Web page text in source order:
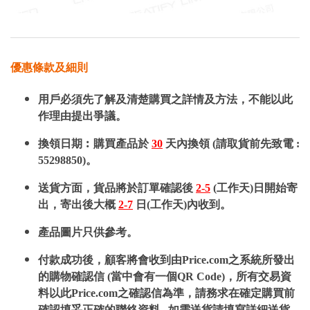
優惠條款及細則
用戶必須先了解及清楚購買之詳情及方法，不能以此
作理由提出爭議。
換領日期︰購買產品於30 天內換領 (請取貨前先致電 :
55298850)。
送貨方面，貨品將於訂單確認後 2-5 (工作天)日開始寄
出，寄出後大概2-7 日(工作天)內收到。
產品圖片只供參考。
付款成功後，顧客將會收到由Price.com之系統所發出
的購物確認信 (當中會有一個QR Code)，所有交易資
料以此Price.com之確認信為準，請務求在確定購買前